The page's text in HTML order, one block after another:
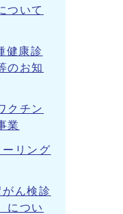
ついて
健康診
のお知
クチン
業
リング
ん検診
につい